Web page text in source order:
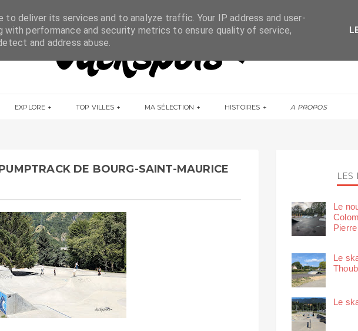
EXPLORE TOP VILLES MA SÉLECTION HISTOIRES A PROPOS
DE BOURG-SAINT-MAURICE
LES
Le
Le
Le
to deliver its services and to analyze traffic. Your IP address and user-
with performance and security metrics to ensure quality of service,
and address abuse.